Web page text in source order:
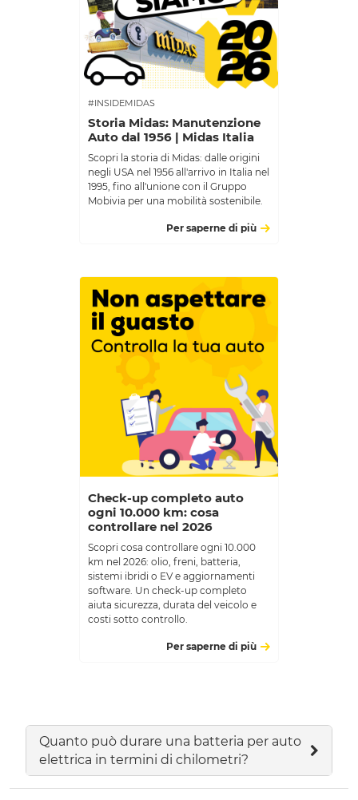
#INSIDEMIDAS
Storia Midas: Manutenzione
Auto dal 1956 | Midas Italia
Scopri la storia di Midas: dalle origini
negli USA nel 1956 all'arrivo in Italia nel
1995, fino all'unione con il Gruppo
Mobivia per una mobilità sostenibile.
Per saperne di più
Check-up completo auto
ogni 10.000 km: cosa
controllare nel 2026
Scopri cosa controllare ogni 10.000
km nel 2026: olio, freni, batteria,
sistemi ibridi o EV e aggiornamenti
software. Un check-up completo
aiuta sicurezza, durata del veicolo e
costi sotto controllo.
Per saperne di più
Quanto può durare una batteria per auto
elettrica in termini di chilometri?